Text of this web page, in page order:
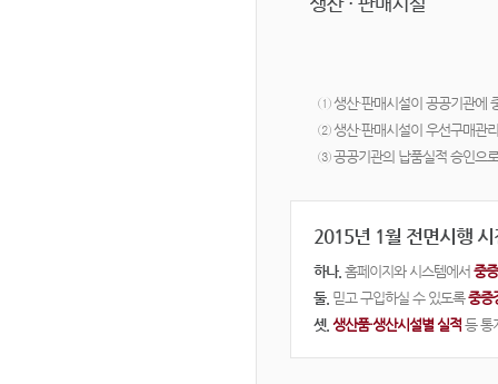
① 생산·판매시설이 공공기관에
② 생산·판매시설이 우선구매관
③ 공공기관의 납품실적 승인으
2015년 1월 전면시행 시
하나. 홈페이지와 시스템에서 중
둘. 믿고 구입하실 수 있도록중증
셋. 생산품·생산시설별 실적 등 통